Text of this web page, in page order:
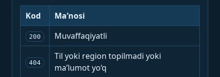
Kod Ma’nosi
200 Muvaffaqiyatli
404
Til yoki region topilmadi yoki
ma’lumot yo‘q